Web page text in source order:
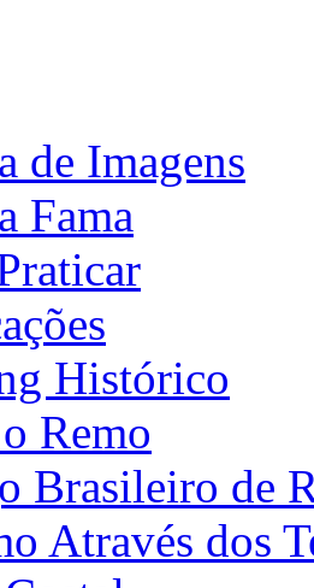
de Imagens
Fama
Histórico
Remo
Brasileiro de
Através dos